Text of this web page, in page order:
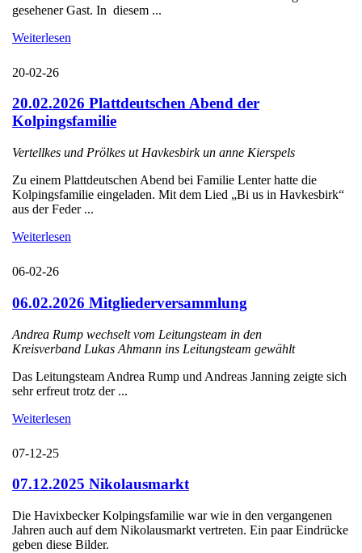
gesehener Gast. In diesem ...
Weiterlesen
20-02-26
20.02.2026 Plattdeutschen Abend der
Kolpingsfamilie
Vertellkes und Prölkes ut Havkesbirk un anne Kierspels
Zu einem Plattdeutschen Abend bei Familie Lenter hatte die
Kolpingsfamilie eingeladen. Mit dem Lied „Bi us in Havkesbirk“
aus der Feder ...
Weiterlesen
06-02-26
06.02.2026 Mitgliederversammlung
Andrea Rump wechselt vom Leitungsteam in den
Kreisverband Lukas Ahmann ins Leitungsteam gewählt
Das Leitungsteam Andrea Rump und Andreas Janning zeigte sich
sehr erfreut trotz der ...
Weiterlesen
07-12-25
07.12.2025 Nikolausmarkt
Die Havixbecker Kolpingsfamilie war wie in den vergangenen
Jahren auch auf dem Nikolausmarkt vertreten. Ein paar Eindrücke
geben diese Bilder.